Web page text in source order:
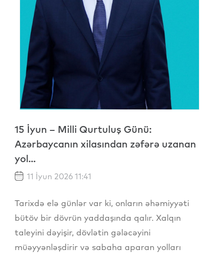
15 İyun – Milli Qurtuluş Günü:
Azərbaycanın xilasından zəfərə uzanan
yol...
11 İyun 2026 11:41
Tarixdə elə günlər var ki, onların əhəmiyyəti
bütöv bir dövrün yaddaşında qalır. Xalqın
taleyini dəyişir, dövlətin gələcəyini
müəyyənləşdirir və sabaha aparan yolları